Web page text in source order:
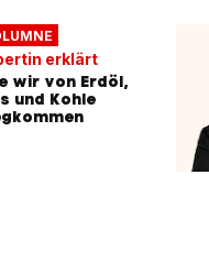
erklärt
wir von Erdöl,
und Kohle